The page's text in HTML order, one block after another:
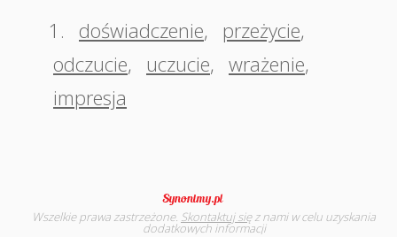
1.
doświadczenie, przeżycie,
odczucie, uczucie, wrażenie,
impresja
Wszelkie prawa zastrzeżone. Skontaktuj sięz nami w celu uzyskania
dodatkowych informacji